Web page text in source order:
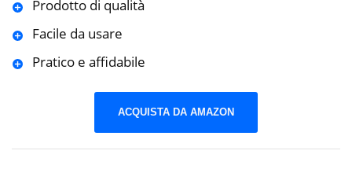
Prodotto di qualità
Facile da usare
Pratico e affidabile
ACQUISTA DA AMAZON